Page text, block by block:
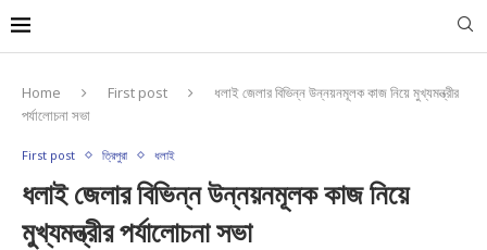
Home First post
ধলাই জেলার বিভিন্ন উন্নয়নমূলক কাজ নিয়ে মুখ্যমন্ত্রীর
পর্যালোচনা সভা
First post ত্রিপুরা ধলাই
ধলাই জেলার বিভিন্ন উন্নয়নমূলক কাজ নিয়ে
মুখ্যমন্ত্রীর পর্যালোচনা সভা